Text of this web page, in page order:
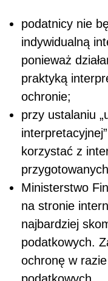
podatnicy nie
indywidualną
ponieważ
praktyką
ochronie;
przy ustalaniu
korzystać z
Ministerstwo
na stronie
najbardziej
podatkowych.
ochronę w